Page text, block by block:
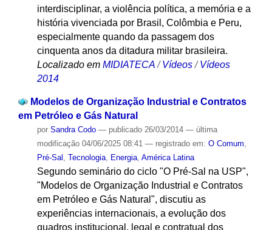
interdisciplinar, a violência política, a memória e a
história vivenciada por Brasil, Colômbia e Peru,
especialmente quando da passagem dos
cinquenta anos da ditadura militar brasileira.
Localizado em MIDIATECA /Vídeos /Vídeos
2014
Modelos de Organização Industrial e Contratos
em Petróleo e Gás Natural
por Sandra Codo — publicado26/03/2014 — última
modificação04/06/2025 08:41 — registrado em: O Comum,
Pré-Sal , Tecnologia, Energia, América Latina
Segundo seminário do ciclo "O Pré-Sal na USP",
"Modelos de Organização Industrial e Contratos
em Petróleo e Gás Natural", discutiu as
experiências internacionais, a evolução dos
quadros institucional, legal e contratual dos